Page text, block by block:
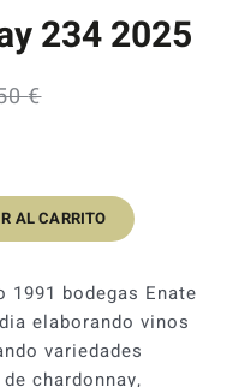
234 2025
€
original
era:
11,50 €.
actual
es:
10,35 €.
AL CARRITO
1991 bodegas Enate
elaborando vinos
variedades
chardonnay,